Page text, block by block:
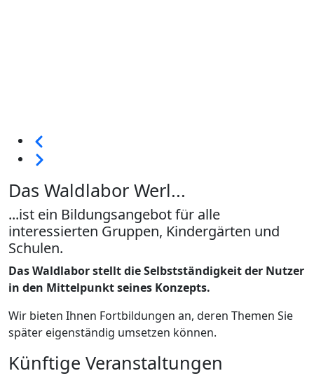
Seitennummerierung
Weiter
Das Waldlabor Werl...
...ist ein Bildungsangebot für alle
interessierten Gruppen, Kindergärten und
Schulen.
Das Waldlabor stellt die Selbstständigkeit der Nutzer
in den Mittelpunkt seines Konzepts.
Wir bieten Ihnen Fortbildungen an, deren Themen Sie
später eigenständig umsetzen können.
Künftige Veranstaltungen